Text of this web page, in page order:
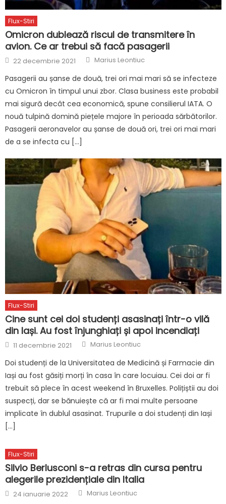
Flux-Stiri
Omicron dublează riscul de transmitere în
avion. Ce ar trebui să facă pasagerii
Posted
on
22 decembrie 2021 Author
Marius Leontiuc
Pasagerii au șanse de două, trei ori mai mari să se infecteze
cu Omicron în timpul unui zbor. Clasa business este probabil
mai sigură decât cea economică, spune consilierul IATA. O
nouă tulpină domină piețele majore în perioada sărbătorilor.
Pasagerii aeronavelor au șanse de două ori, trei ori mai mari
de a se infecta cu […]
Flux-Stiri
Cine sunt cei doi studenți asasinați într-o vilă
din Iași. Au fost înjunghiați și apoi incendiați
Posted
on
11 decembrie 2021 Author
Marius Leontiuc
Doi studenți de la Universitatea de Medicină și Farmacie din
Iași au fost găsiți morți în casa în care locuiau. Cei doi ar fi
trebuit să plece în acest weekend în Bruxelles. Polițiștii au doi
suspecți, dar se bănuiește că ar fi mai multe persoane
implicate în dublul asasinat. Trupurile a doi studenți din Iași
[…]
Flux-Stiri
Silvio Berlusconi s-a retras din cursa pentru
alegerile prezidențiale din Italia
Posted
on
24 ianuarie 2022 Author
Marius Leontiuc